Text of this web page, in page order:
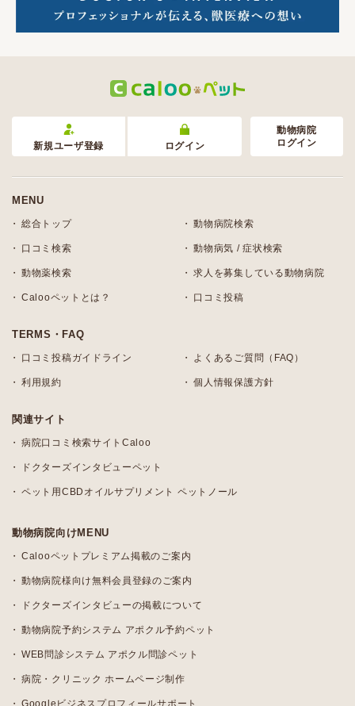
新規ユーザ登録 ログイン
動物病院
ログイン
MENU
総合トップ 動物病院検索
口コミ検索 動物病気 / 症状検索
動物薬検索 求人を募集している動物病院
Calooペットとは？ 口コミ投稿
TERMS・FAQ
口コミ投稿ガイドライン よくあるご質問（FAQ）
利用規約 個人情報保護方針
関連サイト
病院口コミ検索サイトCaloo
ドクターズインタビューペット
ペット用CBDオイルサプリメント ペットノール
動物病院向けMENU
Calooペットプレミアム掲載のご案内
動物病院様向け無料会員登録のご案内
ドクターズインタビューの掲載について
動物病院予約システム アポクル予約ペット
WEB問診システム アポクル問診ペット
病院・クリニック ホームページ制作
Googleビジネスプロフィールサポート